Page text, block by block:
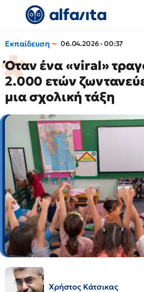
Εκπαίδευση 06.04.2026 - 00:37
Όταν ένα «viral»
2.000 ετών
μια σχολική τάξη
Χρήστος Κάτσικας